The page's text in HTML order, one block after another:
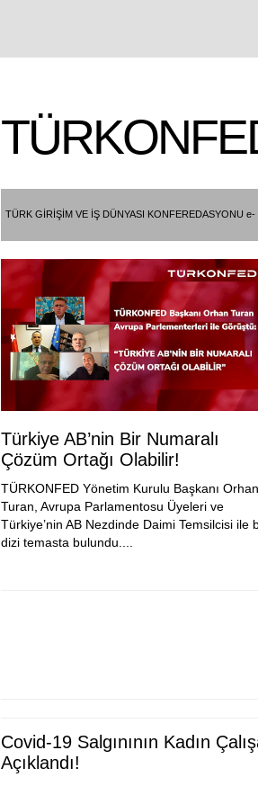
TÜRK GİRİŞİM VE İŞ DÜNYASI KONFEREDASYONU e-
Türkiye AB’nin Bir Numaralı
Çözüm Ortağı Olabilir!
TÜRKONFED Yönetim Kurulu Başkanı Orhan
Turan, Avrupa Parlamentosu Üyeleri ve
Türkiye’nin AB Nezdinde Daimi Temsilcisi ile
dizi temasta bulundu....
Covid-19 Salgınının Kadın
Açıklandı!